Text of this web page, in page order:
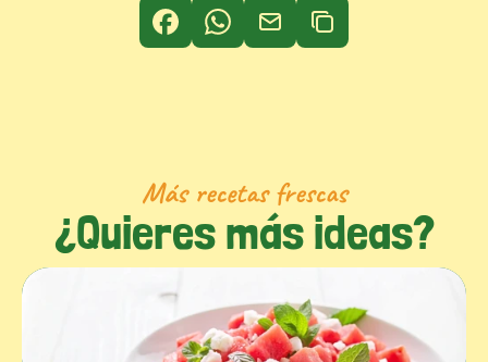
Más recetas frescas
¿Quieres más ideas?